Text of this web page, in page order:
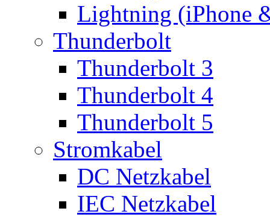
Lightning (iPhone
Thunderbolt
Thunderbolt 3
Thunderbolt 4
Thunderbolt 5
Stromkabel
DC Netzkabel
IEC Netzkabel